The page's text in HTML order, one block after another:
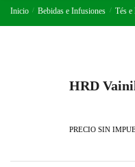
Inicio / Bebidas e Infusiones / Tés e
HRD
PRECIO SIN